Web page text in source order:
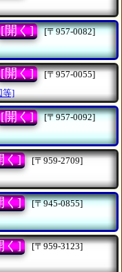
[開く]
[〒957-0082]
[開く]
[〒957-0055]
等]
[開く]
[〒957-0092]
く]
[〒959-2709]
く]
[〒945-0855]
く]
[〒959-3123]